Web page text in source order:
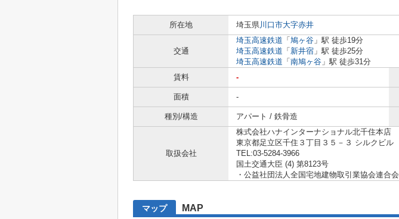
所在地
埼玉県川口市大字赤井
交通
埼玉高速鉄道 「 鳩ヶ谷 」駅 徒歩19分
埼玉高速鉄道 「 新井宿 」駅 徒歩25分
埼玉高速鉄道 「 南鳩ヶ谷 」駅 徒歩31分
賃料
-
面積 -
種別/構造 アパート / 鉄骨造
取扱会社
株式会社ハナインターナショナル北千住本店
東京都足立区千住３丁目３５－３ シルクビル
TEL:03-5284-3966
国土交通大臣 (4) 第8123号
・公益社団法人全国宅地建物取引業協会連合会
マップ MAP